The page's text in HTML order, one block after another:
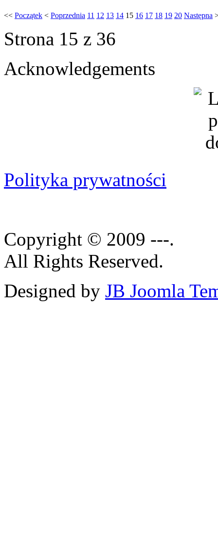
<< Początek < Poprzednia 11 12 13 14 15 16 17 18 19 20 Następna
Strona 15 z 36
Acknowledgements
Polityka prywatności
Copyright © 2009 ---.
All Rights Reserved.
Designed by JB Joomla